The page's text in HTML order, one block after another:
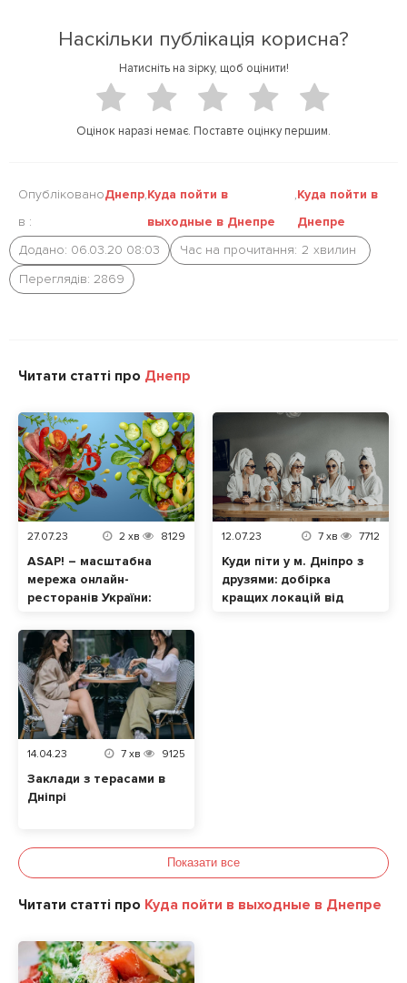
t
b
o
k
Наскільки публікація корисна?
Натисніть на зірку, щоб оцінити!
Оцінок наразі немає. Поставте оцінку першим.
Опубліковано
в :
Днепр,Куда пойти в
выходные в Днепре
,Куда пойти в
Днепре
Додано: 06.03.20 08:03
Час на прочитання: 2 хвилин
Переглядів: 2869
Читати статті про Днепр
27.07.23 2 хв 8129
ASAP! – масштабна
мережа онлайн-
ресторанів України:
смаколики з різних
закладів і оплачуйте
доставку лише один
раз!
12.07.23 7 хв 7712
Куди піти у м. Дніпро з
друзями: добірка
кращих локацій від
14.04.23 7 хв 9125
Заклади з терасами в
Дніпрі
Показати все
Читати статті про Куда пойти в выходные в Днепре